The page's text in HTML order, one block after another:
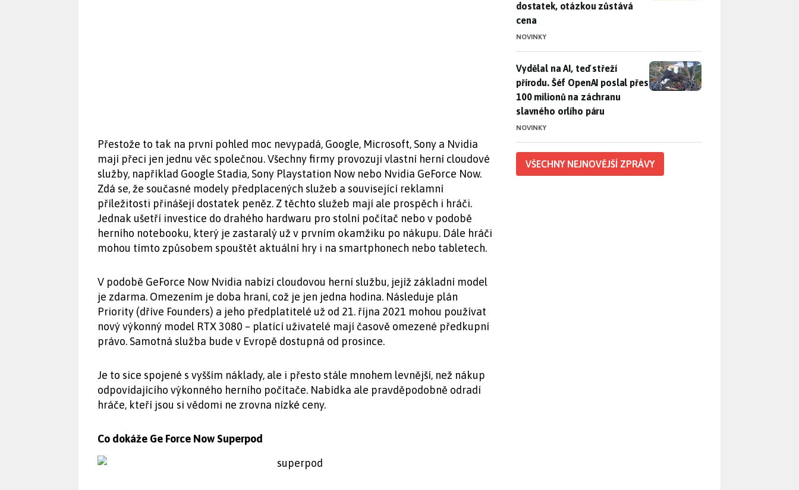
Přestože to tak na první pohled moc nevypadá, Google, Microsoft, Sony a Nvidia
mají přeci jen jednu věc společnou. Všechny firmy provozují vlastní herní cloudové
služby, například Google Stadia, Sony Playstation Now nebo Nvidia GeForce Now.
Zdá se, že současné modely předplacených služeb a související reklamní
příležitosti přinášejí dostatek peněz. Z těchto služeb mají ale prospěch i hráči.
Jednak ušetří investice do drahého hardwaru pro stolní počítač nebo v podobě
herního notebooku, který je zastaralý už v prvním okamžiku po nákupu. Dále hráči
mohou tímto způsobem spouštět aktuální hry i na smartphonech nebo tabletech.
V podobě GeForce Now Nvidia nabízí cloudovou herní službu, jejíž základní model
je zdarma. Omezením je doba hraní, což je jen jedna hodina. Následuje plán
Priority (dříve Founders) a jeho předplatitelé už od 21. října 2021 mohou používat
nový výkonný model RTX 3080 – platící uživatelé mají časově omezené předkupní
právo. Samotná služba bude v Evropě dostupná od prosince.
Je to sice spojené s vyšším náklady, ale i přesto stále mnohem levnější, než nákup
odpovídajícího výkonného herního počítače. Nabídka ale pravděpodobně odradí
hráče, kteří jsou si vědomi ne zrovna nízké ceny.
Co dokáže Ge Force Now Superpod
dostatek, otázkou zůstává
cena
NOVINKY
Vydělal na AI, teď střeží přírodu. Šéf OpenAI poslal přes 100
Vydělal na AI, teď střeží
přírodu. Šéf OpenAI poslal přes
100 milionů na záchranu
slavného orlího páru
NOVINKY
VŠECHNY NEJNOVĚJŠÍ ZPRÁVY